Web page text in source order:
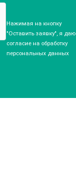
Нажимая на кнопку
"Оставить заявку", я даю
согласие на обработку
персональных данных